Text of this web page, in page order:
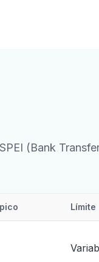
(Bank
Límite